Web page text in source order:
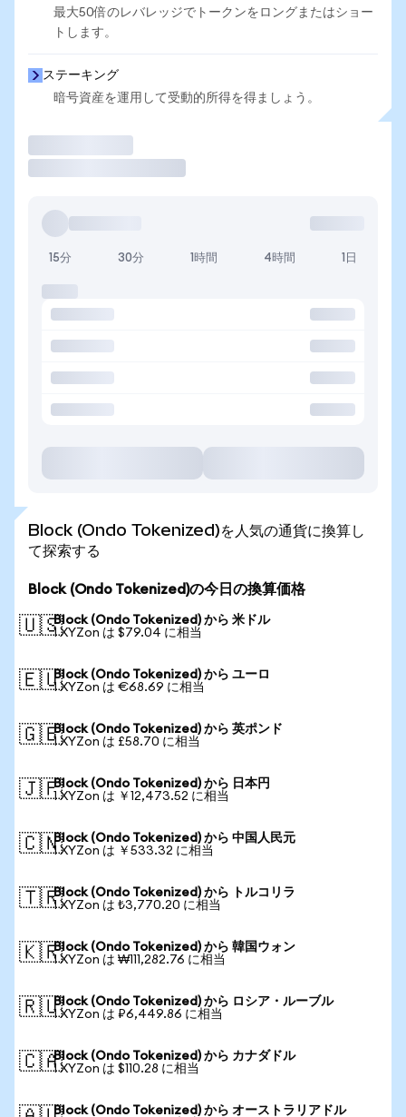
最大50倍のレバレッジでトークンをロングまたはショー
トします。
ステーキング
暗号資産を運用して受動的所得を得ましょう。
15分 30分 1時間 4時間 1日
Block (Ondo Tokenized)を人気の通貨に換算し
て探索する
Block (Ondo Tokenized)の今日の換算価格
🇺🇸Block (Ondo Tokenized) から 米ドル
1 XYZon は $79.04 に相当
🇪🇺Block (Ondo Tokenized) から ユーロ
1 XYZon は €68.69 に相当
🇬🇧Block (Ondo Tokenized) から 英ポンド
1 XYZon は £58.70 に相当
🇯🇵Block (Ondo Tokenized) から 日本円
1 XYZon は ￥12,473.52 に相当
🇨🇳Block (Ondo Tokenized) から 中国人民元
1 XYZon は ￥533.32 に相当
🇹🇷Block (Ondo Tokenized) から トルコリラ
1 XYZon は ₺3,770.20 に相当
🇰🇷Block (Ondo Tokenized) から 韓国ウォン
1 XYZon は ₩111,282.76 に相当
🇷🇺Block (Ondo Tokenized) から ロシア・ルーブル
1 XYZon は ₽6,449.86 に相当
🇨🇦Block (Ondo Tokenized) から カナダドル
1 XYZon は $110.28 に相当
Block (Ondo Tokenized) から オーストラリアドル